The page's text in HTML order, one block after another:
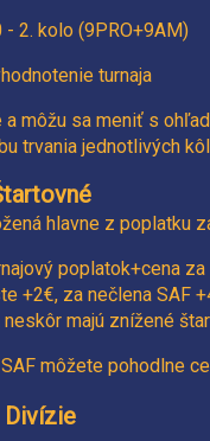
- 2. kolo (9PRO+9AM)
turnaja
a môžu sa meniť s
trvania jednotlivých
hlavne z poplatku
poplatok+cena
+2€, za nečlena SAF +
majú znížené
môžete pohodlne
Divízie